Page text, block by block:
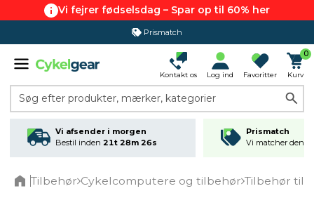
Vi fejrer fødselsdag – Spar op til 60% her
Prismatch
Kontakt os Log ind Favoritter
0
Kurv
Søg efter produkter, mærker, kategorier
Vi afsender i morgen
Bestil inden 21t 28m 26s
Prismatch
Vi matcher den
Tilbehør Cykelcomputere og tilbehør Tilbehør til